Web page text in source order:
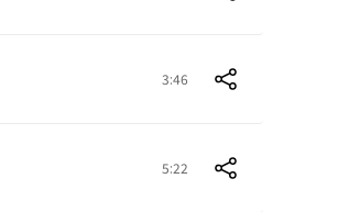
3:46
5:22